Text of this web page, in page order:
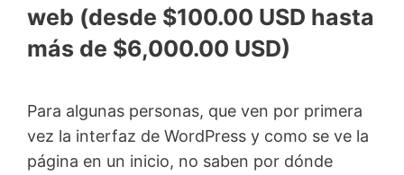
web (desde $100.00 USD hasta
más de $6,000.00 USD)
Para algunas personas, que ven por primera
vez la interfaz de WordPress y como se ve la
página en un inicio, no saben por dónde